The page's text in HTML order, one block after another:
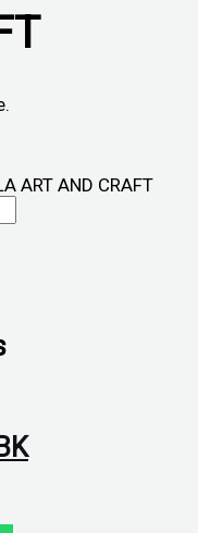
ART AND CRAFT